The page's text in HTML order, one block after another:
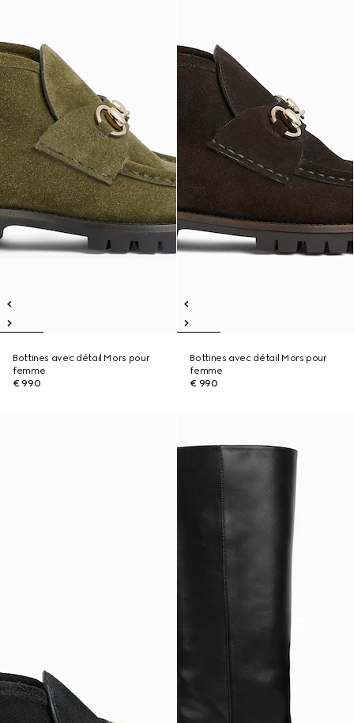
Bottines avec détail Mors pour
femme
€ 990
Bottines avec détail Mors pour
femme
€ 990